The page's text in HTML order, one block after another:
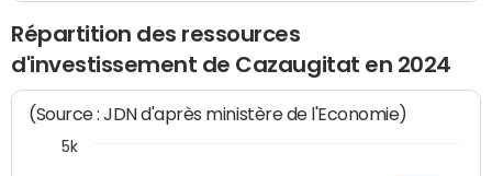
Répartition des ressources
d'investissement de Cazaugitat en 2024
(Source : JDN d'après ministère de l'Economie)
5k